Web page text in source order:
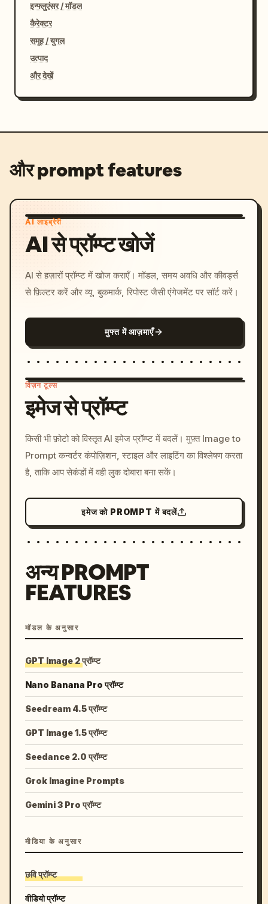
इन्फ्लुएंसर / मॉडल
कैरेक्टर
समूह / युगल
उत्पाद
और देखें
और prompt features
AI लाइब्रेरी
AI से प्रॉम्प्ट खोजें
AI से हज़ारों प्रॉम्प्ट में खोज कराएँ। मॉडल, समय अवधि और कीवर्ड्स
से फ़िल्टर करें और व्यू, बुकमार्क, रिपोस्ट जैसी एंगेजमेंट पर सॉर्ट करें।
मुफ्त में आज़माएँ
c, cyberpunk sunset, neon
colors, 8k --v 6.0
विज़न टूल्स
इमेज से प्रॉम्प्ट
किसी भी फ़ोटो को विस्तृत AI इमेज प्रॉम्प्ट में बदलें। मुफ़्त Image to
Prompt कन्वर्टर कंपोज़िशन, स्टाइल और लाइटिंग का विश्लेषण करता
है, ताकि आप सेकंडों में वही लुक दोबारा बना सकें।
इमेज को PROMPT में बदलें
अन्य PROMPT
FEATURES
मॉडल के अनुसार
GPT Image 2 प्रॉम्प्ट
Nano Banana Pro प्रॉम्प्ट
Seedream 4.5 प्रॉम्प्ट
GPT Image 1.5 प्रॉम्प्ट
Seedance 2.0 प्रॉम्प्ट
Grok Imagine Prompts
Gemini 3 Pro प्रॉम्प्ट
मीडिया के अनुसार
छवि प्रॉम्प्ट
वीडियो प्रॉम्प्ट